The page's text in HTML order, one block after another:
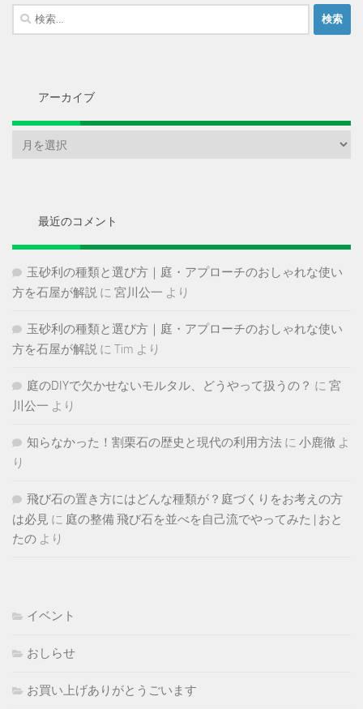
検
索:
アーカイブ
最近のコメント
玉砂利の種類と選び方｜庭・アプローチのおしゃれな使い
方を石屋が解説 に 宮川公一 より
玉砂利の種類と選び方｜庭・アプローチのおしゃれな使い
方を石屋が解説 に Tim より
庭のDIYで欠かせないモルタル、どうやって扱うの？ に 宮
川公一 より
知らなかった！割栗石の歴史と現代の利用方法 に 小鹿徹 よ
り
飛び石の置き方にはどんな種類が？庭づくりをお考えの方
は必見 に 庭の整備 飛び石を並べを自己流でやってみた | おと
たの より
イベント
おしらせ
お買い上げありがとうごいます